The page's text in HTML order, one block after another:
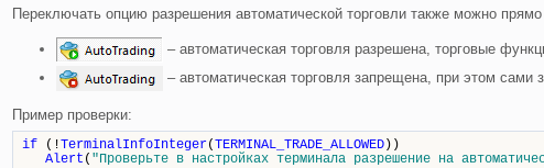
Переключать опцию разрешения автоматической торговли также можно
– автоматическая торговля разрешена, торговые
– автоматическая торговля запрещена, при этом сами
Пример проверки:
if (!TerminalInfoInteger(TERMINAL_TRADE_ALLOWED ))
Alert ( "Проверьте в настройках терминала разрешение на